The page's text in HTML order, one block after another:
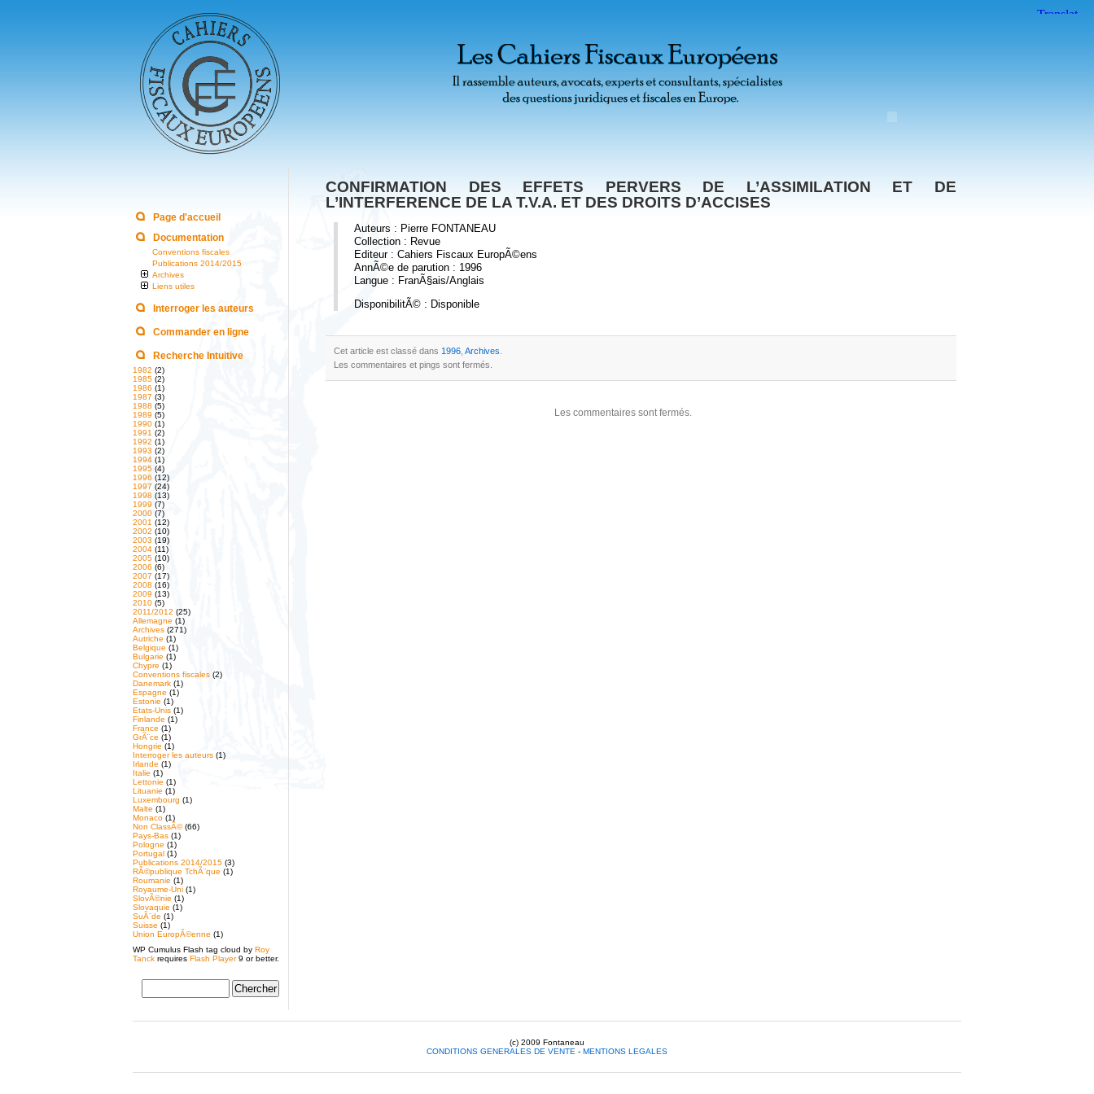
Page d'accueil
Documentation
Conventions fiscales
Publications 2014/2015
Archives
Liens utiles
Interroger les auteurs
Commander en ligne
Recherche Intuitive
1982 (2)
1985 (2)
1986 (1)
1987 (3)
1988 (5)
1989 (5)
1990 (1)
1991 (2)
1992 (1)
1993 (2)
1994 (1)
1995 (4)
1996 (12)
1997 (24)
1998 (13)
1999 (7)
2000 (7)
2001 (12)
2002 (10)
2003 (19)
2004 (11)
2005 (10)
2006 (6)
2007 (17)
2008 (16)
2009 (13)
2010 (5)
2011/2012 (25)
Allemagne (1)
Archives (271)
Autriche (1)
Belgique (1)
Bulgarie (1)
Chypre (1)
Conventions fiscales (2)
Danemark (1)
Espagne (1)
Estonie (1)
Etats-Unis (1)
Finlande (1)
France (1)
GrÃ¨ce (1)
Hongrie (1)
Interroger les auteurs (1)
Irlande (1)
Italie (1)
Lettonie (1)
Lituanie (1)
Luxembourg (1)
Malte (1)
Monaco (1)
Non ClassÃ©(66)
Pays-Bas (1)
Pologne (1)
Portugal (1)
Publications 2014/2015 (3)
RÃ©publique TchÃ¨que (1)
Roumanie (1)
Royaume-Uni (1)
SlovÃ©nie (1)
Slovaquie (1)
SuÃ¨de (1)
Suisse (1)
Union EuropÃ©enne (1)
WP Cumulus Flash tag cloud by Roy
Tanck requires Flash Player9 or better.
CONFIRMATION DES EFFETS PERVERS DE L’ASSIMILATION ET DE
L’INTERFERENCE DE LA T.V.A. ET DES DROITS D’ACCISES
Auteurs : Pierre FONTANEAU
Collection : Revue
Editeur : Cahiers Fiscaux EuropÃ©ens
AnnÃ©e de parution : 1996
Langue : FranÃ§ais/Anglais
DisponibilitÃ© : Disponible
Cet article est classé dans 1996 Archives
Les commentaires et pings sont fermés.
Les commentaires sont fermés.
(c) 2009 Fontaneau
CONDITIONS GENERALES DE VENTE - MENTIONS LEGALES